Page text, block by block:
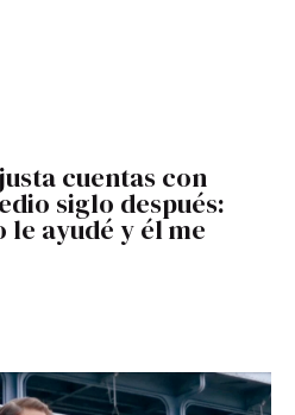
cuentas con
siglo después:
le ayudé y él me